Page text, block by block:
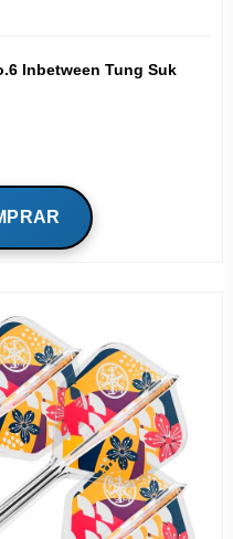
Inbetween Tung Suk